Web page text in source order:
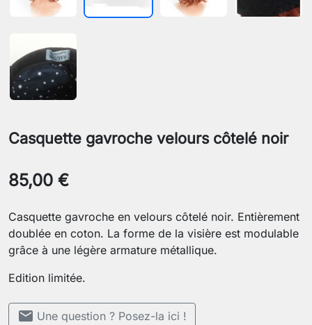
Casquette gavroche velours côtelé noir
85,00 €
Casquette gavroche en velours côtelé noir. Entièrement
doublée en coton. La forme de la visière est modulable
grâce à une légère armature métallique.
Edition limitée.
mail Une question ? Posez-la ici !